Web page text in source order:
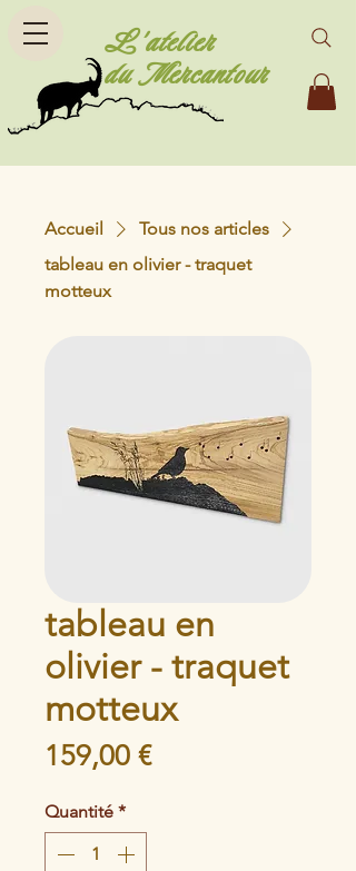
L'atelier
du Mercantour
Accueil
Tous nos articles
tableau en olivier - traquet
motteux
tableau en
olivier - traquet
motteux
159,00 €Prix
Quantité *